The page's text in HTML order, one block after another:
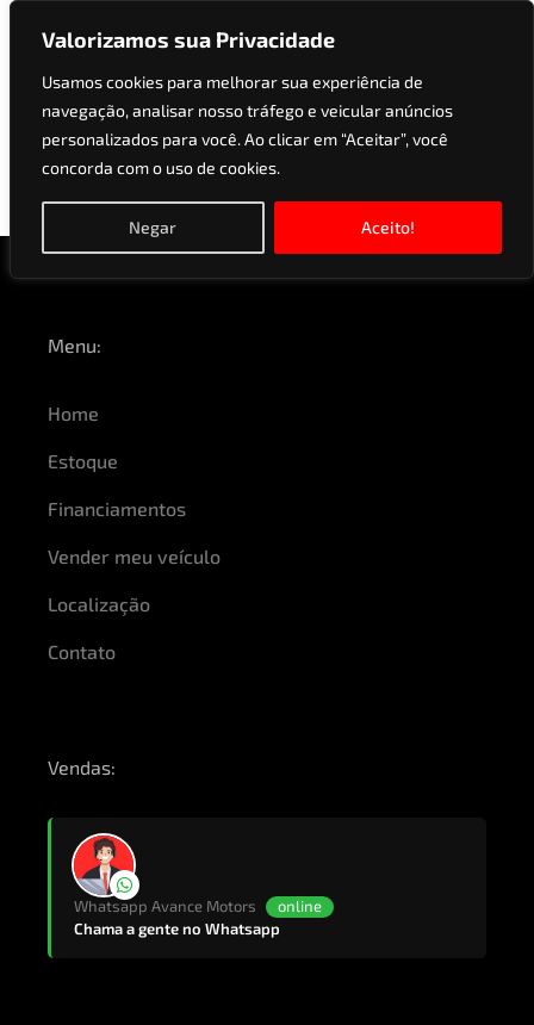
Valorizamos sua Privacidade
Usamos cookies para melhorar sua experiência de
navegação, analisar nosso tráfego e veicular anúncios
personalizados para você. Ao clicar em “Aceitar”, você
concorda com o uso de cookies.
Negar Aceito!
Versões:2.0 SE 16V
FLEX 4P POWERSHIFT
Menu:
Home
Estoque
Financiamentos
Vender meu veículo
Localização
Contato
Vendas:
Whatsapp Avance Motors
online
Chama a gente no Whatsapp